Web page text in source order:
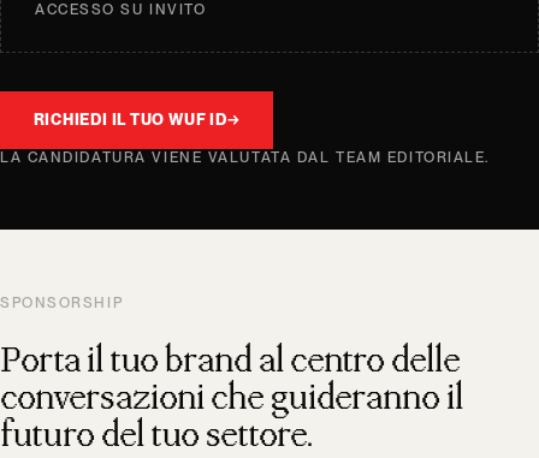
ACCESSO SU INVITO
RICHIEDI IL TUO WUF ID→
LA CANDIDATURA VIENE VALUTATA DAL TEAM EDITORIALE.
SPONSORSHIP
Porta il tuo brand al centro delle
conversazioni che guideranno il
futuro del tuo settore.